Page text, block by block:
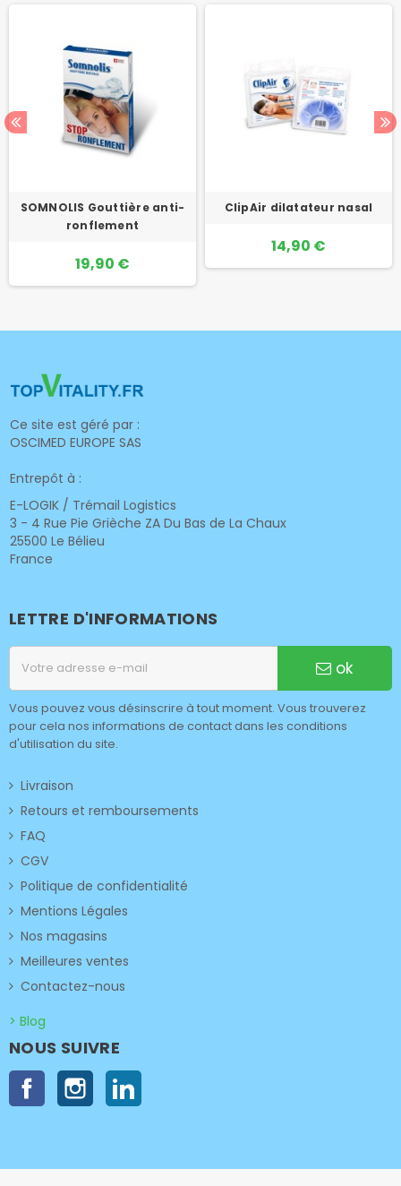
SOMNOLIS Gouttière anti-
ronflement
19,90 €
ClipAir dilatateur nasal
14,90 €
Ce site est géré par :
OSCIMED EUROPE SAS
Entrepôt à :
E-LOGIK / Trémail Logistics
3 - 4 Rue Pie Grièche ZA Du Bas de La Chaux
25500 Le Bélieu
France
LETTRE D'INFORMATIONS
ok
Vous pouvez vous désinscrire à tout moment. Vous trouverez
pour cela nos informations de contact dans les conditions
d'utilisation du site.
Livraison
Retours et remboursements
FAQ
CGV
Politique de confidentialité
Mentions Légales
Nos magasins
Meilleures ventes
Contactez-nous
> Blog
NOUS SUIVRE
Facebook Instagram